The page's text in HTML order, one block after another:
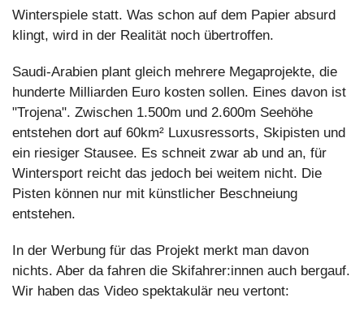
Winterspiele statt. Was schon auf dem Papier absurd
klingt, wird in der Realität noch übertroffen.
Saudi-Arabien plant gleich mehrere Megaprojekte, die
hunderte Milliarden Euro kosten sollen. Eines davon ist
"Trojena". Zwischen 1.500m und 2.600m Seehöhe
entstehen dort auf 60km² Luxusressorts, Skipisten und
ein riesiger Stausee. Es schneit zwar ab und an, für
Wintersport reicht das jedoch bei weitem nicht. Die
Pisten können nur mit künstlicher Beschneiung
entstehen.
In der Werbung für das Projekt merkt man davon
nichts. Aber da fahren die Skifahrer:innen auch bergauf.
Wir haben das Video spektakulär neu vertont: